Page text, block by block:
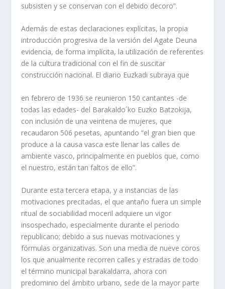
subsisten y se conservan con el debido decoro”.
Además de estas declaraciones explícitas, la propia
introducción progresiva de la versión del Agate Deuna
evidencia, de forma implícita, la utilización de referentes
de la cultura tradicional con el fin de suscitar
construcción nacional. El diario Euzkadi subraya que
en febrero de 1936 se reunieron 150 cantantes -de
todas las edades- del Barakaldo´ko Euzko Batzokija,
con inclusión de una veintena de mujeres, que
recaudaron 506 pesetas, apuntando “el gran bien que
produce a la causa vasca este llenar las calles de
ambiente vasco, principalmente en pueblos que, como
el nuestro, están tan faltos de ello”.
Durante esta tercera etapa, y a instancias de las
motivaciones precitadas, el que antaño fuera un simple
ritual de sociabilidad moceril adquiere un vigor
insospechado, especialmente durante el periodo
republicano; debido a sus nuevas motivaciones y
fórmulas organizativas. Son una media de nueve coros
los que anualmente recorren calles y estradas de todo
el término municipal barakaldarra, ahora con
predominio del ámbito urbano, sede de la mayor parte